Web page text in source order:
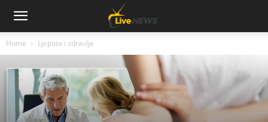
Home Ljepota i zdravlje